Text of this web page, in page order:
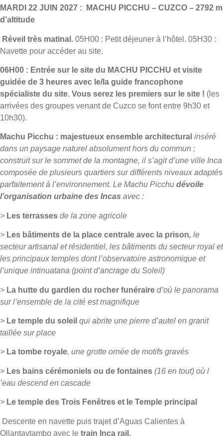
MARDI 22 JUIN 2027 : MACHU PICCHU – CUZCO – 2792 m
d’altitude
Réveil très matinal. 05H00 : Petit déjeuner à l’hôtel. 05H30 :
Navette pour accéder au site.
06H00 : Entrée sur le site du MACHU PICCHU et visite
guidée de 3 heures avec le/la guide francophone
spécialiste du site. Vous serez les premiers sur le site ! (les
arrivées des groupes venant de Cuzco se font entre 9h30 et
10h30).
Machu Picchu : majestueux ensemble architectural inséré
dans un paysage naturel absolument hors du commun ;
construit sur le sommet de la montagne, il s’agit d’une ville Inca
composée de plusieurs quartiers sur différents niveaux adaptés
parfaitement à l’environnement. Le Machu Picchu dévoile
l’organisation urbaine des Incas avec :
> Les terrasses de la zone agricole
> Les bâtiments de la place centrale avec la prison, le
secteur artisanal et résidentiel, les bâtiments du secteur royal et
les principaux temples dont l’observatoire astronomique et
l’unique intinuatana (point d’ancrage du Soleil)
> La hutte du gardien du rocher funéraire d’où le panorama
sur l’ensemble de la cité est magnifique
> Le temple du soleil qui abrite une pierre d’autel en granit
taillée sur place
> La tombe royale, une grotte ornée de motifs gravés
> Les bains cérémoniels ou de fontaines (16 en tout) où l
’eau descend en cascade
> Le temple des Trois Fenêtres et le Temple principal
Descente en navette puis trajet d’Aguas Calientes à
Ollantaytambo avec le train Inca rail.